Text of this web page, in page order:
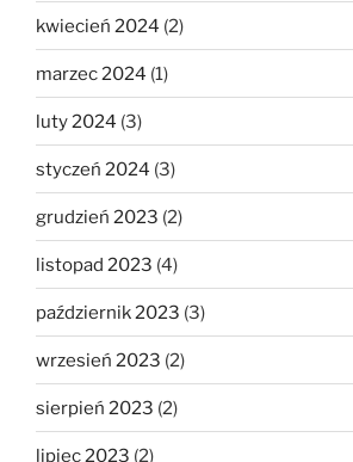
kwiecień 2024 (2)
marzec 2024 (1)
luty 2024 (3)
styczeń 2024 (3)
grudzień 2023 (2)
listopad 2023 (4)
październik 2023 (3)
wrzesień 2023 (2)
sierpień 2023 (2)
lipiec 2023 (2)